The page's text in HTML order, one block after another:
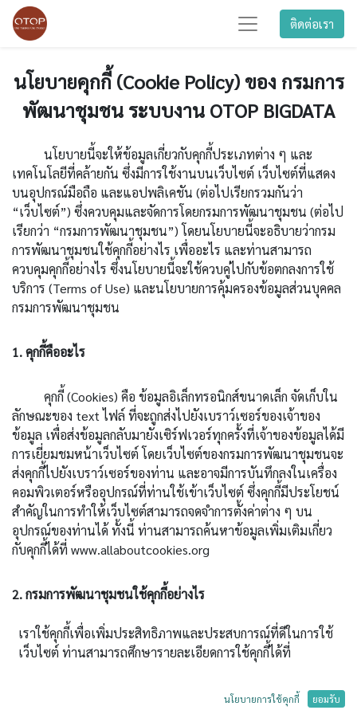
ติดต่อเรา
นโยบายคุกกี้ (Cookie Policy) ของ กรมการ
พัฒนาชุมชน ระบบงาน OTOP BIGDATA
นโยบายนี้จะให้ข้อมูลเกี่ยวกับคุกกี้ประเภทต่าง ๆ และ
เทคโนโลยีที่คล้ายกัน ซึ่งมีการใช้งานบนเว็บไซต์ เว็บไซต์ที่แสดง
บนอุปกรณ์มือถือ และแอปพลิเคชัน (ต่อไปเรียกรวมกันว่า
“เว็บไซต์”) ซึ่งควบคุมและจัดการโดยกรมการพัฒนาชุมชน (ต่อไป
เรียกว่า “กรมการพัฒนาชุมชน”) โดยนโยบายนี้จะอธิบายว่ากรม
การพัฒนาชุมชนใช้คุกกี้อย่างไร เพื่ออะไร และท่านสามารถ
ควบคุมคุกกี้อย่างไร ซึ่งนโยบายนี้จะใช้ควบคู่ไปกับข้อตกลงการใช้
บริการ (Terms of Use) และนโยบายการคุ้มครองข้อมูลส่วนบุคคล
กรมการพัฒนาชุมชน
1. คุกกี้คืออะไร
คุกกี้ (Cookies) คือ ข้อมูลอิเล็กทรอนิกส์ขนาดเล็ก จัดเก็บใน
ลักษณะของ text ไฟล์ ที่จะถูกส่งไปยังเบราว์เซอร์ของเจ้าของ
ข้อมูล เพื่อส่งข้อมูลกลับมายังเซิร์ฟเวอร์ทุกครั้งที่เจ้าของข้อมูลได้มี
การเยี่ยมชมหน้าเว็บไซต์ โดยเว็บไซต์ของกรมการพัฒนาชุมชนจะ
ส่งคุกกี้ไปยังเบราว์เซอร์ของท่าน และอาจมีการบันทึกลงในเครื่อง
คอมพิวเตอร์หรืออุปกรณ์ที่ท่านใช้เข้าเว็บไซต์ ซึ่งคุกกี้มีประโยชน์
สำคัญในการทำให้เว็บไซต์สามารถจดจำการตั้งค่าต่าง ๆ บน
อุปกรณ์ของท่านได้ ทั้งนี้ ท่านสามารถค้นหาข้อมูลเพิ่มเติมเกี่ยว
กับคุกกี้ได้ที่ www.allaboutcookies.org
2. กรมการพัฒนาชุมชนใช้คุกกี้อย่างไร
กรมการพัฒนาชุมชนจะใช้คุกกี้และเทคโนโลยีอื่น ๆ ที่คล้าย
กัน เพื่อวัตถุประสงค์ที่แตกต่างกัน ทั้งในทางเทคนิคและการ
เราใช้คุกกี้เพื่อเพิ่มประสิทธิภาพและประสบการณ์ที่ดีในการใช้
เว็บไซต์ ท่านสามารถศึกษารายละเอียดการใช้คุกกี้ได้ที่
นโยบายการใช้คุกกี้ ยอมรับ